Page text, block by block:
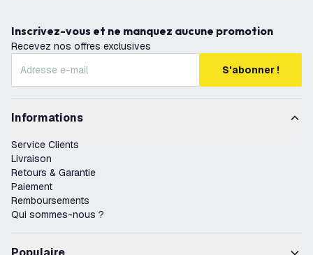
Inscrivez-vous et ne manquez aucune promotion
Recevez nos offres exclusives
S'abonner !
Informations
Service Clients
Livraison
Retours & Garantie
Paiement
Remboursements
Qui sommes-nous ?